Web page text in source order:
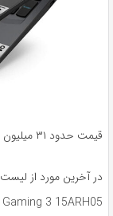
قیمت حدود ۳۱ میلیون تومان